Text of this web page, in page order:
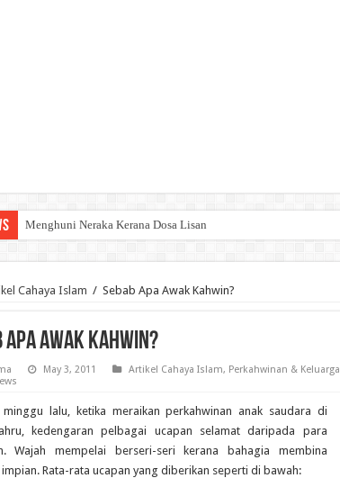
Menghuni Neraka Kerana Dosa Lisan
SYURGA SEORANG ISTERI
Cahaya Islam / Sebab Apa Awak Kahwin?
Apa Awak Kahwin?
May 3, 2011 Artikel Cahaya Islam, Perkahwinan & Keluarga
minggu lalu, ketika meraikan perkahwinan anak saudara di
kedengaran pelbagai ucapan selamat daripada para
Wajah mempelai berseri-seri kerana bahagia membina
Rata-rata ucapan yang diberikan seperti di bawah: